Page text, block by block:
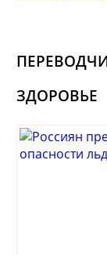
ЗДОРОВЬЕ